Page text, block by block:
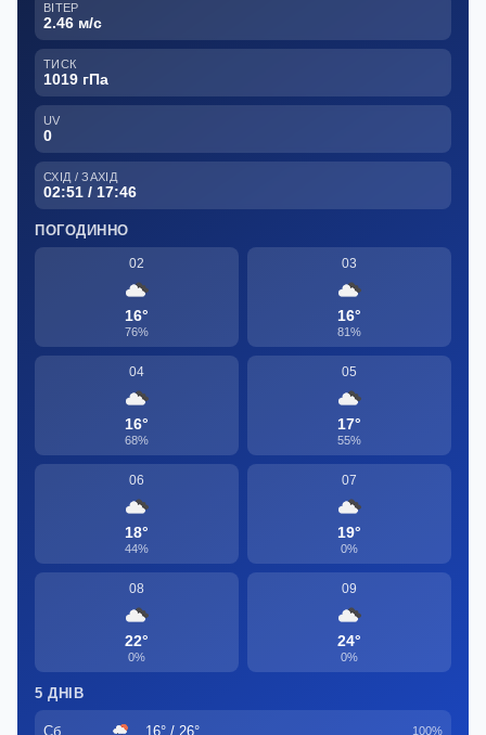
ВІТЕР
2.46 м/с
ТИСК
1019 гПа
UV
0
СХІД / ЗАХІД
02:51 / 17:46
ПОГОДИННО
02
16°
76%
03
16°
81%
04
16°
68%
05
17°
55%
06
18°
44%
07
19°
0%
08
22°
0%
09
24°
0%
5 ДНІВ
Сб 16° / 26° 100%